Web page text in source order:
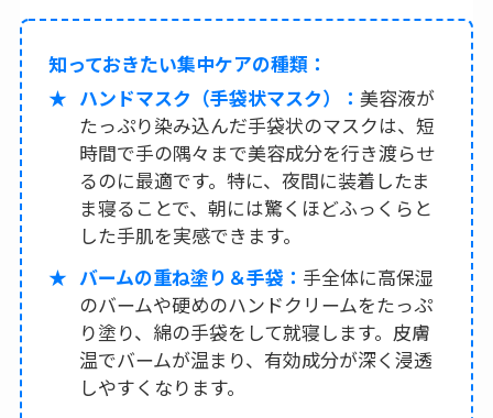
知っておきたい集中ケアの種類：
ハンドマスク（手袋状マスク）：美容液が
たっぷり染み込んだ手袋状のマスクは、短
時間で手の隅々まで美容成分を行き渡らせ
るのに最適です。特に、夜間に装着したま
ま寝ることで、朝には驚くほどふっくらと
した手肌を実感できます。
バームの重ね塗り＆手袋： 手全体に高保湿
のバームや硬めのハンドクリームをたっぷ
り塗り、綿の手袋をして就寝します。皮膚
温でバームが温まり、有効成分が深く浸透
しやすくなります。